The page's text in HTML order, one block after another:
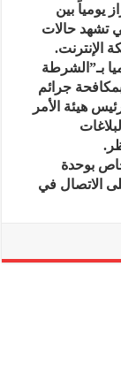
15 حالة ابتزاز يومياً بين
تشهد حالات
الإنترنت.
بـ”الشرطة
وحدة خاصة بمكافحة جرائم
هيئة الأمر
بوحدة
الاتصال في